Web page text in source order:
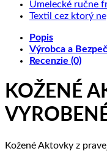
Umelecké ručne
Textil cez ktorý
Popis
Výrobca a
Recenzie (0)
KOŽENÉ
Kožené Aktovky z